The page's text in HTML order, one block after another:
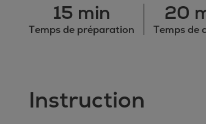
15 min
Temps de préparation
20
Temps de
Instruction